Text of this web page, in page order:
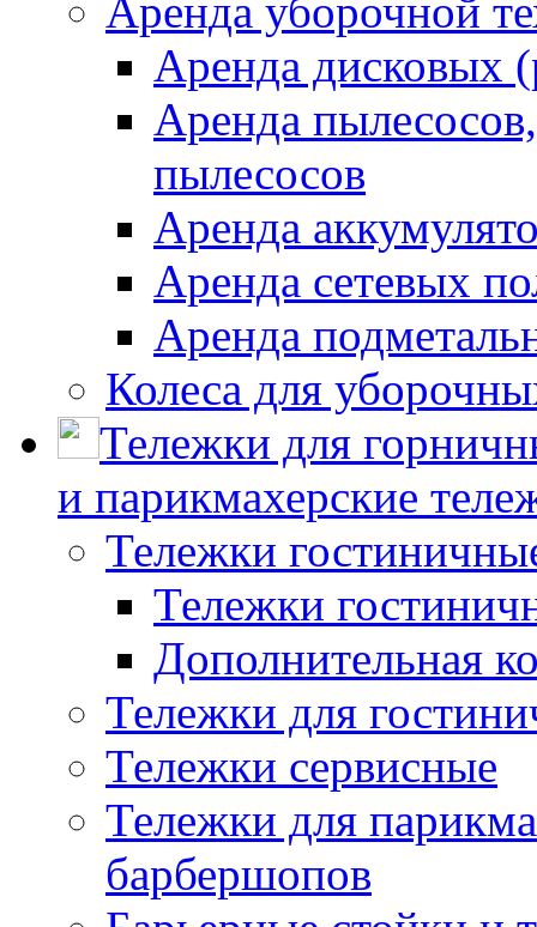
Аренда уборочной
Аренда дисковых
Аренда
пылесосов
Аренда
Аренда сетевых
Аренда
Колеса для
Тележки для
и парикмахерские
Тележки
Тележки
Дополнительная
Тележки для
Тележки сервисные
Тележки для
барбершопов